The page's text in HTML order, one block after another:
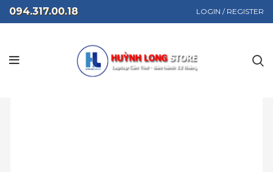
094.317.00.18 LOGIN / REGISTER